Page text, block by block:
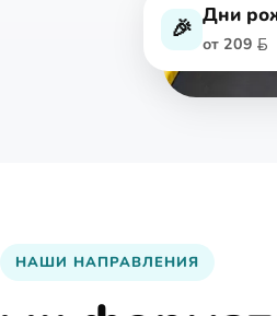
🎉 Дни
от 209
НАШИ НАПРАВЛЕНИЯ